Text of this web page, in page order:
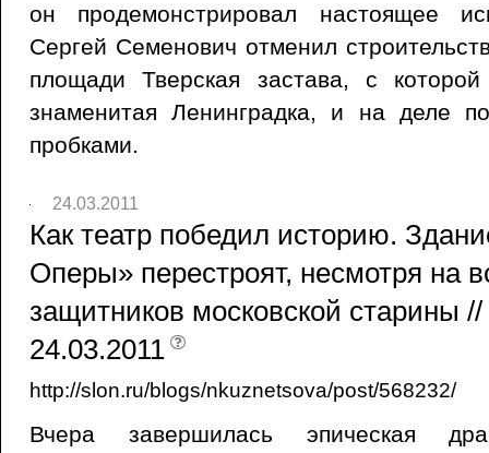
он продемонстрировал настоящее
Сергей Семенович отменил
площади Тверская застава, с которой
знаменитая Ленинградка, и на деле
пробками.
24.03.2011
Как театр победил историю.
Оперы» перестроят, несмотря на
защитников московской старины
24.03.2011
http://slon.ru/blogs/nkuznetsova/post/568232/
Вчера завершилась эпическая